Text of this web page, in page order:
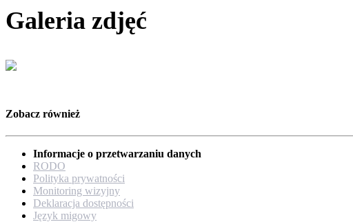
Galeria zdjęć
Zobacz również
Informacje o przetwarzaniu danych
RODO
Polityka prywatności
Monitoring wizyjny
Deklaracja dostępności
Język migowy